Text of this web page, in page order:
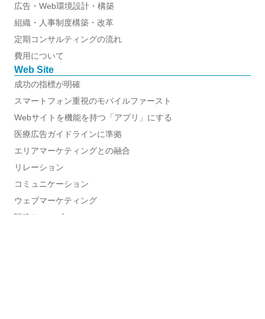
広告・Web環境設計・構築
組織・人事制度構築・改革
定期コンサルティングの流れ
費用について
Web Site
成功の指標が明確
スマートフォン重視のモバイルファースト
Webサイトを機能を持つ「アプリ」にする
医療広告ガイドラインに準拠
エリアマーケティングとの融合
リレーション
コミュニケーション
ウェブマーケティング
戦略フェーズ